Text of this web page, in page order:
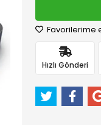
Favorilerime
Hızlı Gönderi